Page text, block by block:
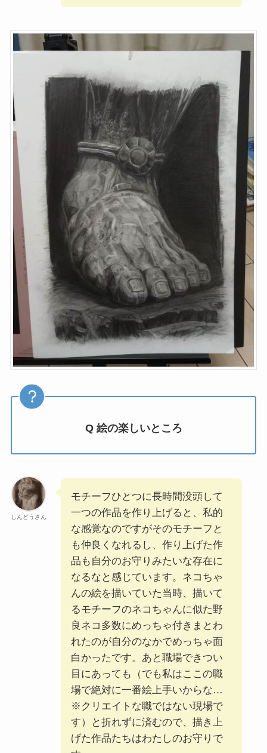
Q 絵の楽しいところ
しんどうさん
モチーフひとつに長時間没頭して
一つの作品を作り上げると、私的
な感覚なのですがそのモチーフと
も仲良くなれるし、作り上げた作
品も自分のお守りみたいな存在に
なるなと感じています。ネコちゃ
んの絵を描いていた当時、描いて
るモチーフのネコちゃんに似た野
良ネコ多数にめっちゃ付きまとわ
れたのが自分のなかでめっちゃ面
白かったです。あと職場できつい
目にあっても（でも私はここの職
場で絶対に一番絵上手いからな…
※クリエイトな職ではない現場で
す）と折れずに済むので、描き上
げた作品たちはわたしのお守りで